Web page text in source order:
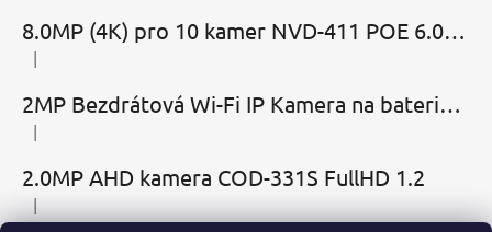
8.0MP (4K) pro 10 kamer NVD-411 POE 6.0 Cloud
Hodnocení produktu je 5 z 5 hvězdiček.
|
2MP Bezdrátová Wi-Fi IP Kamera na baterie MBC-Cubic s mikrofonem, reproduktorem a slotem microSD
Hodnocení produktu je 2 z 5 hvězdiček.
|
2.0MP AHD kamera COD-331S FullHD 1.2
Hodnocení produktu je 5 z 5 hvězdiček.
|